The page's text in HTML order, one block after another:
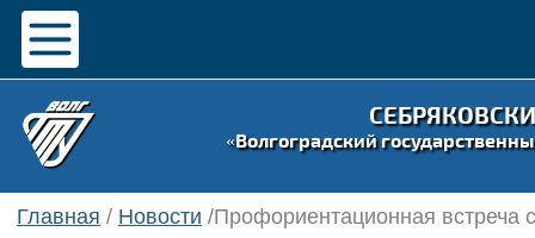
«Волгоградский
Главная / Новости /Профориентационная